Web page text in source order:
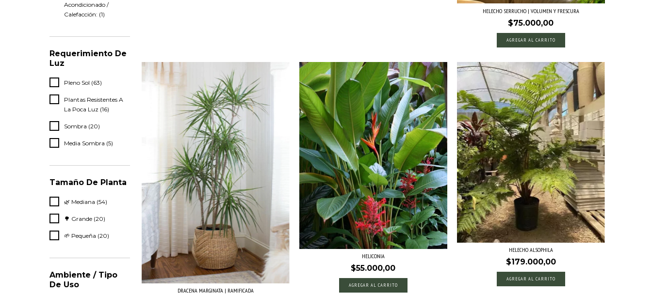
Acondicionado /
Calefacción: (1)
Requerimiento De
Luz
Pleno Sol (63)
Plantas Resistentes A
La Poca Luz (16)
Sombra (20)
Media Sombra (5)
Tamaño De Planta
🌿 Mediana (54)
🌳 Grande (20)
🌱 Pequeña (20)
Ambiente / Tipo
De Uso
HELECHO SERRUCHO | VOLUMEN Y FRESCURA
$75.000,00
AGREGAR AL CARRITO
DRACENA MARGINATA | RAMIFICADA
HELICONIA
$55.000,00
AGREGAR AL CARRITO
HELECHO ALSOPHILA
$179.000,00
AGREGAR AL CARRITO